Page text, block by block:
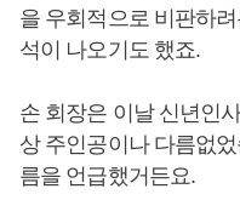
을 우회적으로 비판하
석이 나오기도 했죠.
손 회장은 이날 신년인
상 주인공이나 다름없
름을 언급했거든요.